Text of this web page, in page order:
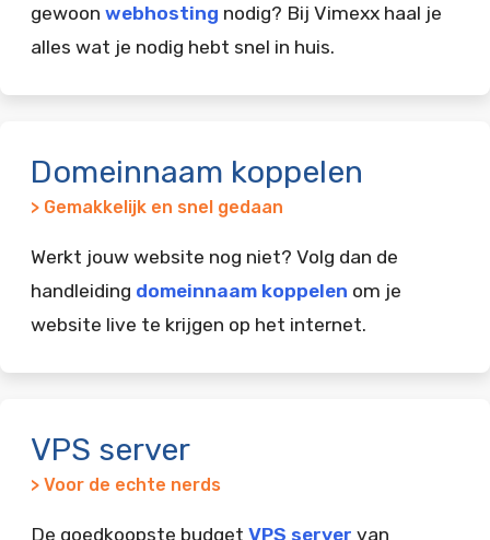
gewoon webhosting nodig? Bij Vimexx haal je
alles wat je nodig hebt snel in huis.
Domeinnaam koppelen
> Gemakkelijk en snel gedaan
Werkt jouw website nog niet? Volg dan de
handleiding domeinnaam koppelen om je
website live te krijgen op het internet.
VPS server
> Voor de echte nerds
De goedkoopste budget VPS server van